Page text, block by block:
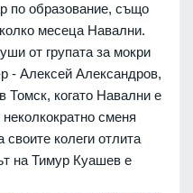
по образование, също
месеца Навални.
от групата за мокри
- Алексей Александров,
Томск, когато Навални е
сменя
своите колеги отлита
на Тимур Куашев е